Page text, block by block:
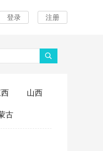
登录 注册
山西
古